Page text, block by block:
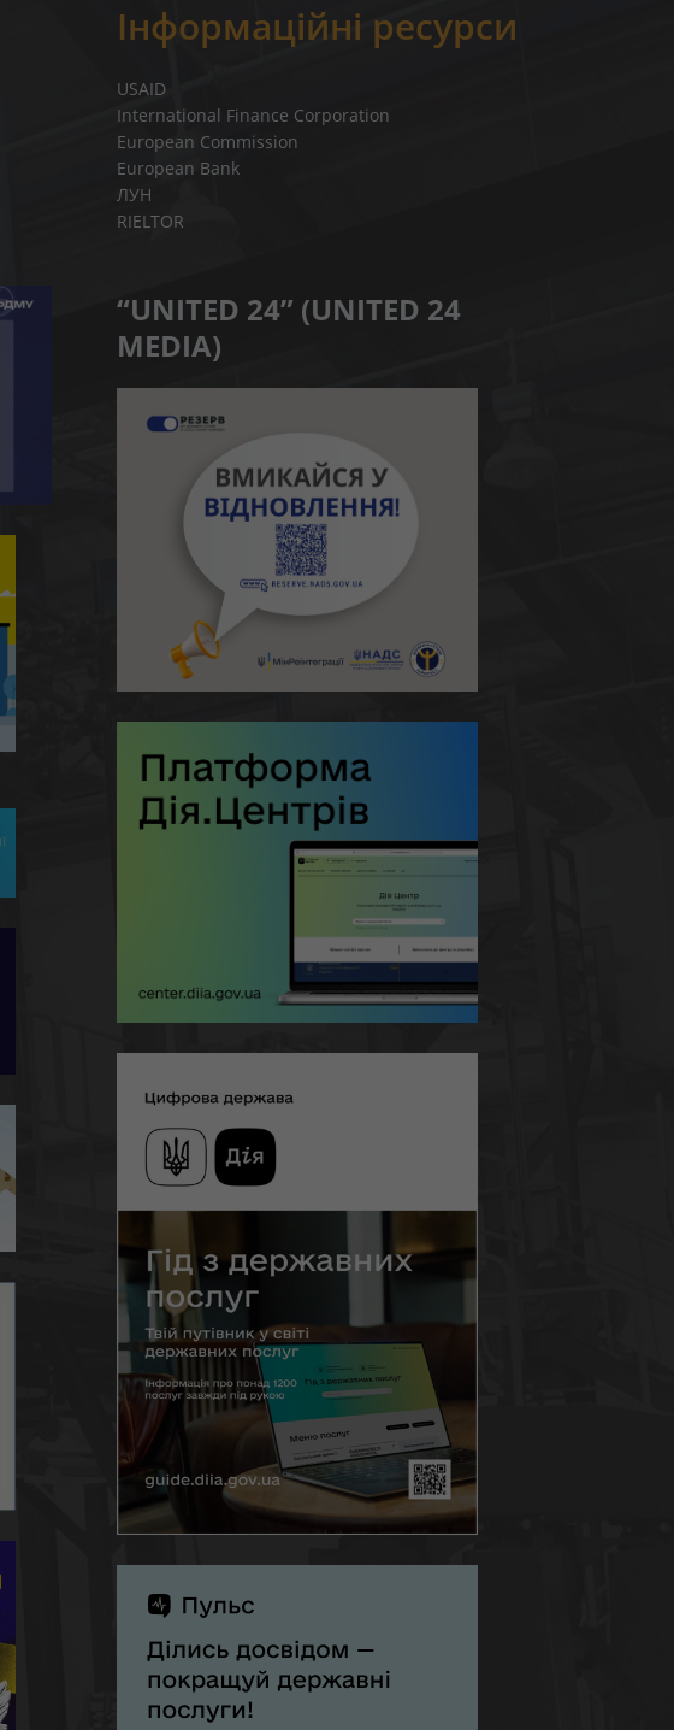
Інформаційні ресурси
USAID
International Finance Corporation
European Commission
European Bank
ЛУН
RIELTOR
“UNITED 24” (UNITED 24
MEDIA)